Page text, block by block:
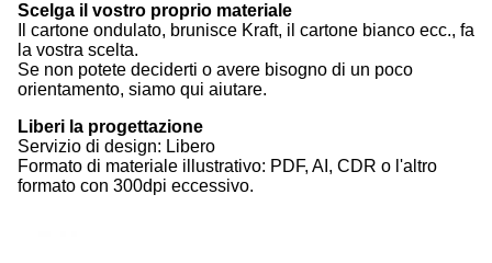
Scelga il vostro proprio materiale
Il cartone ondulato, brunisce Kraft, il cartone bianco ecc., fa
la vostra scelta.
Se non potete deciderti o avere bisogno di un poco
orientamento, siamo qui aiutare.
Liberi la progettazione
Servizio di design: Libero
Formato di materiale illustrativo: PDF, AI, CDR o l'altro
formato con 300dpi eccessivo.